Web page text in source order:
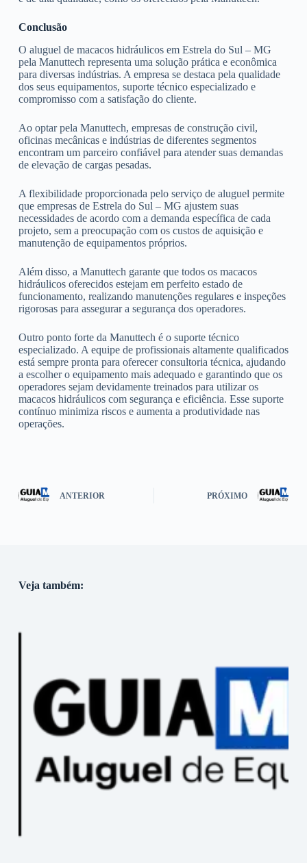
Conclusão
O aluguel de macacos hidráulicos em Estrela do Sul – MG
pela Manuttech representa uma solução prática e econômica
para diversas indústrias. A empresa se destaca pela qualidade
dos seus equipamentos, suporte técnico especializado e
compromisso com a satisfação do cliente.
Ao optar pela Manuttech, empresas de construção civil,
oficinas mecânicas e indústrias de diferentes segmentos
encontram um parceiro confiável para atender suas demandas
de elevação de cargas pesadas.
A flexibilidade proporcionada pelo serviço de aluguel permite
que empresas de Estrela do Sul – MG ajustem suas
necessidades de acordo com a demanda específica de cada
projeto, sem a preocupação com os custos de aquisição e
manutenção de equipamentos próprios.
Além disso, a Manuttech garante que todos os macacos
hidráulicos oferecidos estejam em perfeito estado de
funcionamento, realizando manutenções regulares e inspeções
rigorosas para assegurar a segurança dos operadores.
Outro ponto forte da Manuttech é o suporte técnico
especializado. A equipe de profissionais altamente qualificados
está sempre pronta para oferecer consultoria técnica, ajudando
a escolher o equipamento mais adequado e garantindo que os
operadores sejam devidamente treinados para utilizar os
macacos hidráulicos com segurança e eficiência. Esse suporte
contínuo minimiza riscos e aumenta a produtividade nas
operações.
ANTERIOR PRÓXIMO
Veja também: